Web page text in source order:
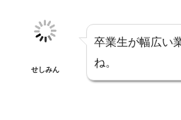
せしみん
卒業生が幅広い
ね。